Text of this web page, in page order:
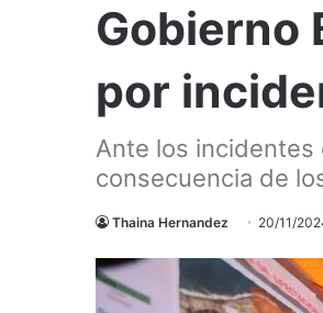
Gobierno
por
Ante los
consecuencia de
Thaina Hernandez 20/11/